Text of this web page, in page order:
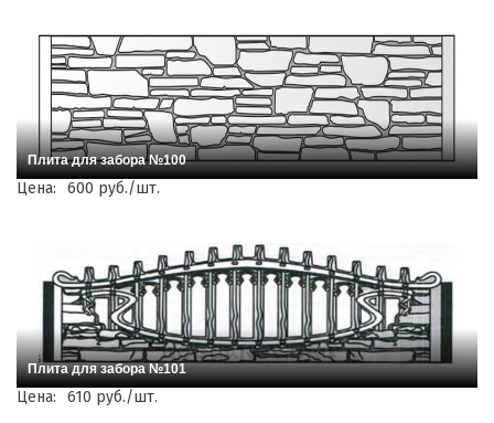
Плита для забора №100
Цена: 600 руб./шт.
Плита для забора №101
Цена: 610 руб./шт.